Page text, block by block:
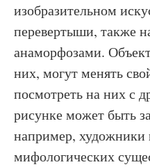
изобразительном
перевертыши, также
анаморфозами.
них, могут менять
посмотреть на них с
рисунке может быть
например, художники
мифологических